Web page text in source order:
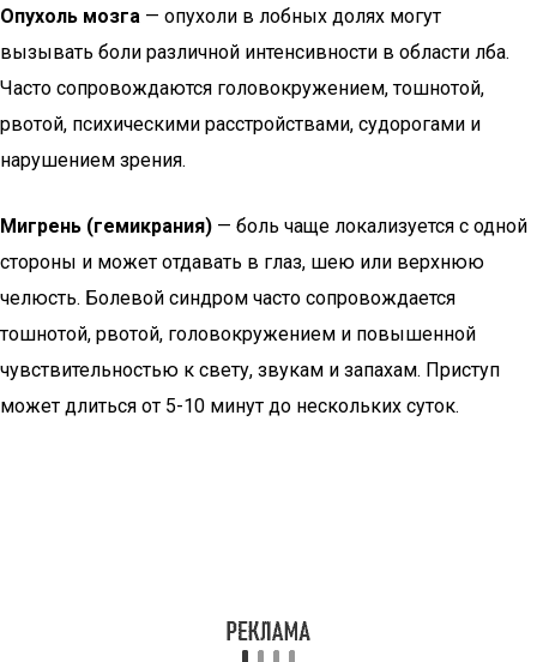
Опухоль мозга — опухоли в лобных долях могут
вызывать боли различной интенсивности в области лба.
Часто сопровождаются головокружением, тошнотой,
рвотой, психическими расстройствами, судорогами и
нарушением зрения.
Мигрень (гемикрания) — боль чаще локализуется с одной
стороны и может отдавать в глаз, шею или верхнюю
челюсть. Болевой синдром часто сопровождается
тошнотой, рвотой, головокружением и повышенной
чувствительностью к свету, звукам и запахам. Приступ
может длиться от 5-10 минут до нескольких суток.